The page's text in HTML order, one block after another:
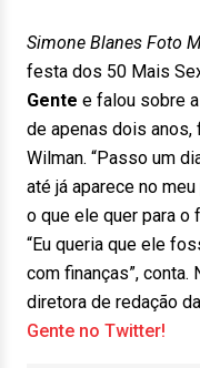
Simone Blanes Foto
festa dos 50 Mais
Gente e falou sobre
de apenas dois
Wilman. “Passo um
até já aparece no
o que ele quer para o
“Eu queria que ele
com finanças”,
diretora de redação
Gente no Twitter!